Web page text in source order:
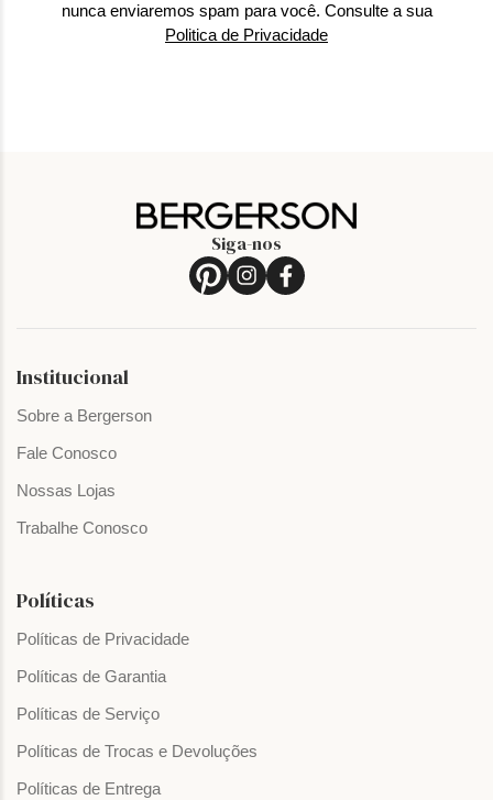
nunca enviaremos spam para você. Consulte a sua
Politica de Privacidade
Siga-nos
Institucional
Sobre a Bergerson
Fale Conosco
Nossas Lojas
Trabalhe Conosco
Políticas
Políticas de Privacidade
Políticas de Garantia
Políticas de Serviço
Políticas de Trocas e Devoluções
Políticas de Entrega